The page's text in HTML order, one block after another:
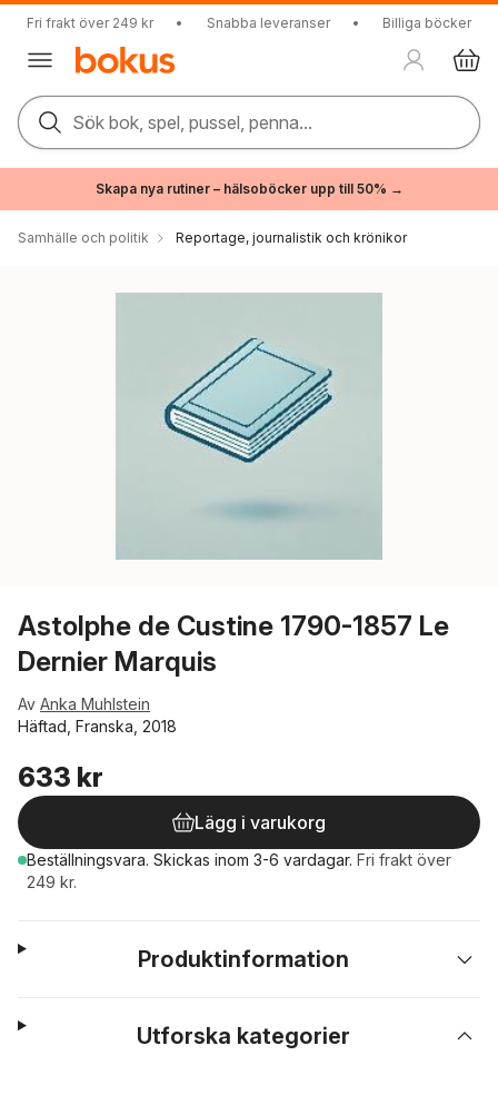
Fri frakt över 249 kr • Snabba leveranser • Billiga böcker
Sök bok, spel, pussel, penna...
Skapa nya rutiner – hälsoböcker upp till 50% →
Samhälle och politik Reportage, journalistik och krönikor
Astolphe de Custine 1790-1857 Le
Dernier Marquis
Av Anka Muhlstein
Häftad, Franska, 2018
633 kr
Lägg i varukorg
Beställningsvara. Skickas inom 3-6 vardagar. Fri frakt över
249 kr.
Produktinformation
Utforska kategorier